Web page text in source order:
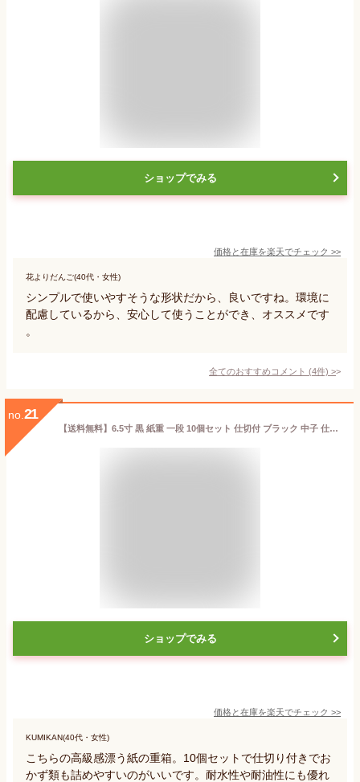
ショップでみる
価格と在庫を楽天でチェック >>
花よりだんご(40代・女性)
シンプルで使いやすそうな形状だから、良いですね。環境に
配慮しているから、安心して使うことができ、オススメです
。
全てのおすすめコメント (4件) >
no. 21
【送料無料】6.5寸 黒 紙重 一段 10個セット 仕切付 ブラック 中子 仕切り 日本製 お重 業務用 家庭用 高級 使い捨て テイクアウト 容器 ピクニック 運動会 遠足 お花見 歓送迎会 エコ 弁当箱 懐石 会席 行楽 弁当 法事 仕出し 試合 お祝い 紙製 Vカット お節 おせち
ショップでみる
価格と在庫を楽天でチェック >>
KUMIKAN(40代・女性)
こちらの高級感漂う紙の重箱。10個セットで仕切り付きでお
かず類も詰めやすいのがいいです。耐水性や耐油性にも優れ